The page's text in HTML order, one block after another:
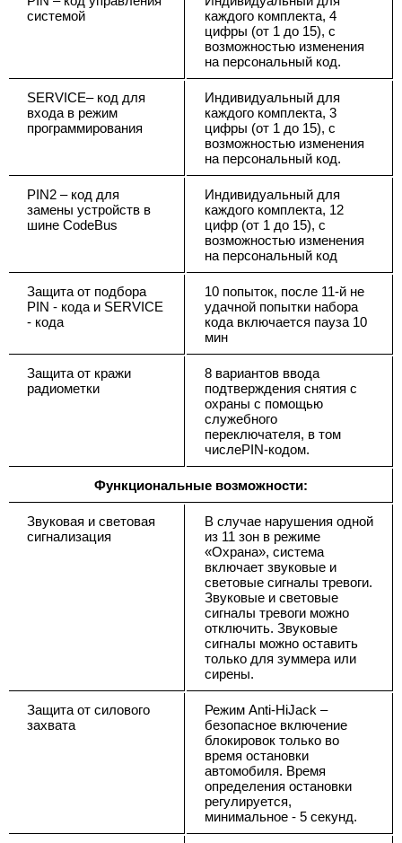
системой
каждого комплекта, 4
цифры (от 1 до 15), с
возможностью изменения
на персональный код.
SERVICE– код для
входа в режим
программирования
Индивидуальный для
каждого комплекта, 3
цифры (от 1 до 15), с
возможностью изменения
на персональный код.
PIN2 – код для
замены устройств в
шине CodeBus
Индивидуальный для
каждого комплекта, 12
цифр (от 1 до 15), с
возможностью изменения
на персональный код
Защита от подбора
PIN - кода и SERVICE
- кода
10 попыток, после 11-й не
удачной попытки набора
кода включается пауза 10
мин
Защита от кражи
радиометки
8 вариантов ввода
подтверждения снятия с
охраны с помощью
служебного
переключателя, в том
числеPIN-кодом.
Функциональные возможности:
Звуковая и световая
сигнализация
В случае нарушения одной
из 11 зон в режиме
«Охрана», система
включает звуковые и
световые сигналы тревоги.
Звуковые и световые
сигналы тревоги можно
отключить. Звуковые
сигналы можно оставить
только для зуммера или
сирены.
Защита от силового
захвата
Режим Anti-HiJack –
безопасное включение
блокировок только во
время остановки
автомобиля. Время
определения остановки
регулируется,
минимальное - 5 секунд.